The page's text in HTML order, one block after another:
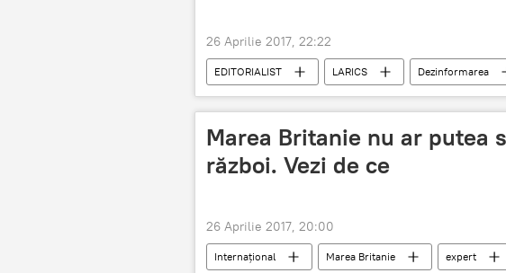
26 Aprilie 2017, 22:22
EDITORIALIST LARICS Dezinformarea
Marea Britanie nu ar putea
război. Vezi de ce
26 Aprilie 2017, 20:00
Internaţional Marea Britanie expert